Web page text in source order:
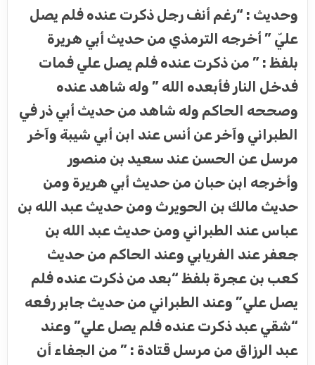
وحديث : “رغم أنف رجل ذكرت عنده فلم يصل
عليّ ” أخرجه الترمذي من حديث أبي هريرة
بلفظ : ” من ذكرت عنده فلم يصل علي فمات
فدخل النار فأبعده الله ” وله شاهد عنده
وصححه الحاكم وله شاهد من حديث أبي ذر في
الطبراني وآخر عن أنس عند ابن أبي شيبة وآخر
مرسل عن الحسن عند سعيد بن منصور
وأخرجه ابن حبان من حديث أبي هريرة ومن
حديث مالك بن الحويرث ومن حديث عبد الله بن
عباس عند الطبراني ومن حديث عبد الله بن
جعفر عند الفريابي وعند الحاكم من حديث
كعب بن عجرة بلفظ “بعد من ذكرت عنده فلم
يصل علي” وعند الطبراني من حديث جابر رفعه
“شقي عبد ذكرت عنده فلم يصل علي” وعند
عبد الرزاق من مرسل قتادة : ” من الجفاء أن